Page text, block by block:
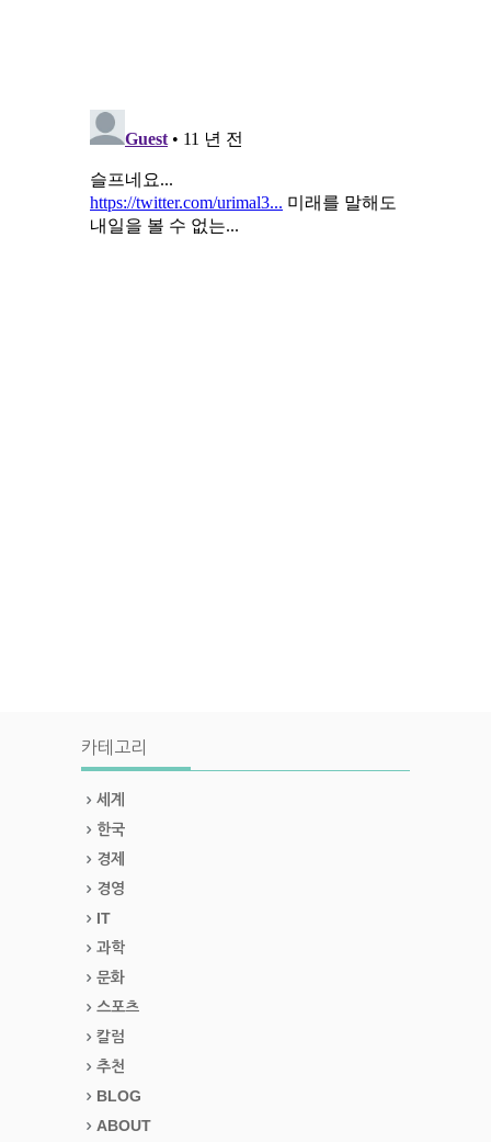
카테고리
세계
한국
경제
경영
IT
과학
문화
스포츠
칼럼
추천
BLOG
ABOUT